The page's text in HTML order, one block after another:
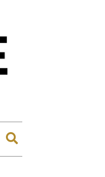
Expand
search